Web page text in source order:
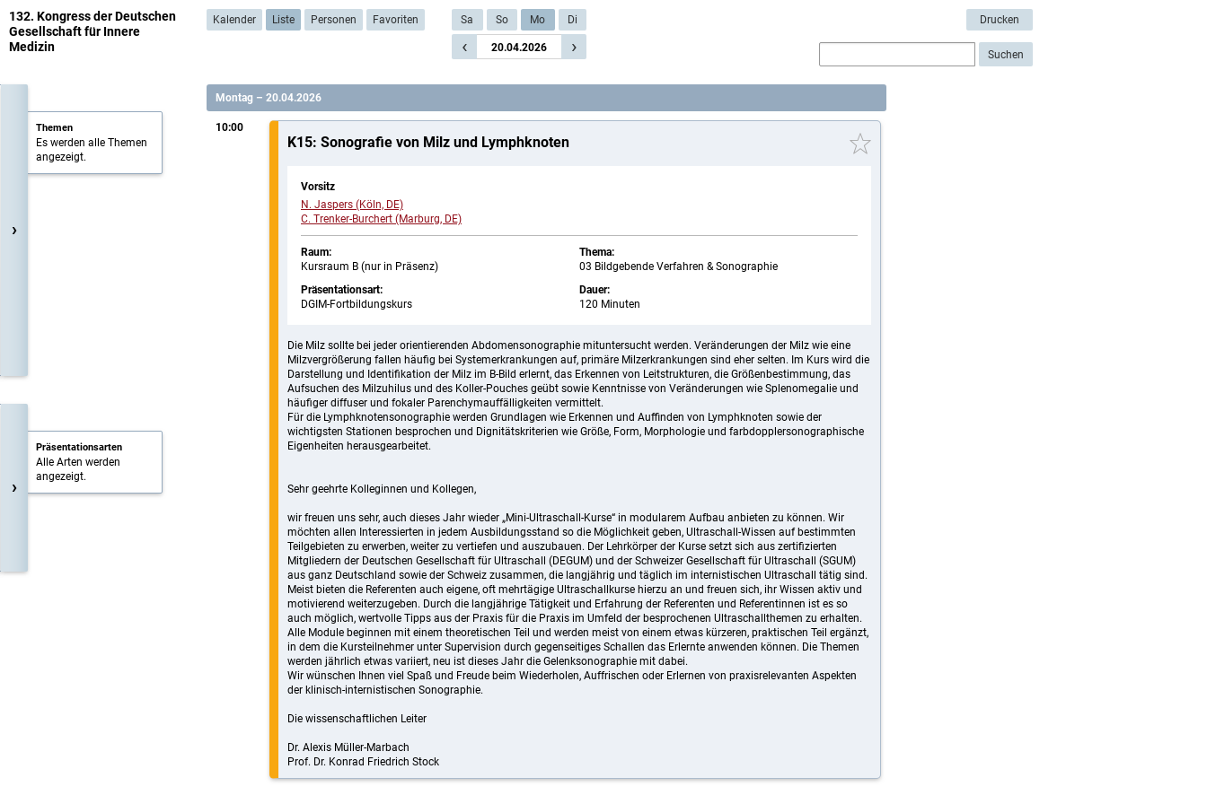
132. Kongress der Deutschen
Gesellschaft für Innere
Medizin
Kalender Liste Personen Favoriten Sa So Mo Di
‹ 20.04.2026 ›
Drucken
›
Themen
Es werden alle Themen
angezeigt.
›
Präsentationsarten
Alle Arten werden
angezeigt.
Montag – 20.04.2026
10:00
K15: Sonografie von Milz und Lymphknoten
Vorsitz
N. Jaspers (Köln, DE)
C. Trenker-Burchert (Marburg, DE)
Raum:
Kursraum B (nur in Präsenz)
Thema:
03 Bildgebende Verfahren & Sonographie
Präsentationsart:
DGIM-Fortbildungskurs
Dauer:
120 Minuten
Die Milz sollte bei jeder orientierenden Abdomensonographie mituntersucht werden. Veränderungen der Milz wie eine
Milzvergrößerung fallen häufig bei Systemerkrankungen auf, primäre Milzerkrankungen sind eher selten. Im Kurs wird die
Darstellung und Identifikation der Milz im B-Bild erlernt, das Erkennen von Leitstrukturen, die Größenbestimmung, das
Aufsuchen des Milzuhilus und des Koller-Pouches geübt sowie Kenntnisse von Veränderungen wie Splenomegalie und
häufiger diffuser und fokaler Parenchymauffälligkeiten vermittelt.
Für die Lymphknotensonographie werden Grundlagen wie Erkennen und Auffinden von Lymphknoten sowie der
wichtigsten Stationen besprochen und Dignitätskriterien wie Größe, Form, Morphologie und farbdopplersonographische
Eigenheiten herausgearbeitet.
Sehr geehrte Kolleginnen und Kollegen,
wir freuen uns sehr, auch dieses Jahr wieder „Mini-Ultraschall-Kurse“ in modularem Aufbau anbieten zu können. Wir
möchten allen Interessierten in jedem Ausbildungsstand so die Möglichkeit geben, Ultraschall-Wissen auf bestimmten
Teilgebieten zu erwerben, weiter zu vertiefen und auszubauen. Der Lehrkörper der Kurse setzt sich aus zertifizierten
Mitgliedern der Deutschen Gesellschaft für Ultraschall (DEGUM) und der Schweizer Gesellschaft für Ultraschall (SGUM)
aus ganz Deutschland sowie der Schweiz zusammen, die langjährig und täglich im internistischen Ultraschall tätig sind.
Meist bieten die Referenten auch eigene, oft mehrtägige Ultraschallkurse hierzu an und freuen sich, ihr Wissen aktiv und
motivierend weiterzugeben. Durch die langjährige Tätigkeit und Erfahrung der Referenten und Referentinnen ist es so
auch möglich, wertvolle Tipps aus der Praxis für die Praxis im Umfeld der besprochenen Ultraschallthemen zu erhalten.
Alle Module beginnen mit einem theoretischen Teil und werden meist von einem etwas kürzeren, praktischen Teil ergänzt,
in dem die Kursteilnehmer unter Supervision durch gegenseitiges Schallen das Erlernte anwenden können. Die Themen
werden jährlich etwas variiert, neu ist dieses Jahr die Gelenksonographie mit dabei.
Wir wünschen Ihnen viel Spaß und Freude beim Wiederholen, Auffrischen oder Erlernen von praxisrelevanten Aspekten
der klinisch-internistischen Sonographie.
Die wissenschaftlichen Leiter
Dr. Alexis Müller-Marbach
Prof. Dr. Konrad Friedrich Stock